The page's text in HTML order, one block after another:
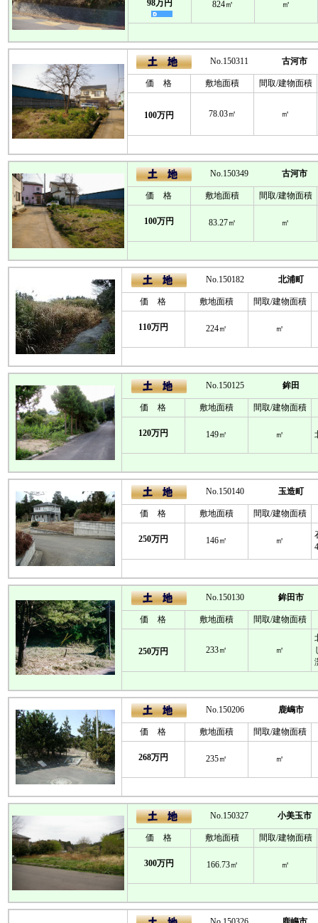
98万円 824㎡ ㎡
No.150311 古河市
価 格 敷地面積 間取/建物面積
100万円 78.03㎡ ㎡
No.150349 古河市
価 格 敷地面積 間取/建物面積
100万円 83.27㎡ ㎡
No.150182 北浦町
価 格 敷地面積 間取/建物面積
110万円 224㎡ ㎡
No.150125 鉾田
価 格 敷地面積 間取/建物面積
120万円 149㎡ ㎡
No.150140 玉造町
価 格 敷地面積 間取/建物面積
250万円 146㎡ ㎡
No.150130 鉾田市
価 格 敷地面積 間取/建物面積
250万円 233㎡ ㎡
No.150206 鹿嶋市
価 格 敷地面積 間取/建物面積
268万円 235㎡ ㎡
No.150327 小美玉市
価 格 敷地面積 間取/建物面積
300万円 166.73㎡ ㎡